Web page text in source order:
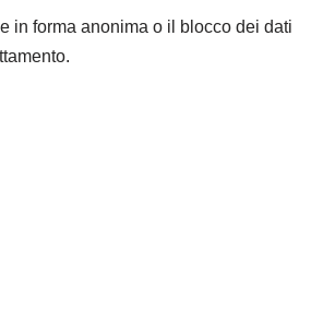
in forma anonima o il blocco dei dati